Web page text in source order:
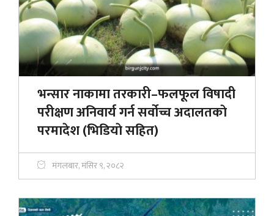
भन्सार नाकामा तरकारी–फलफूल विषादी
परीक्षण अनिवार्य गर्न सर्वोच्च अदालतकाे
परमादेश (भिडियाे सहित)
मंगलबार, मंसिर ९, २०८२